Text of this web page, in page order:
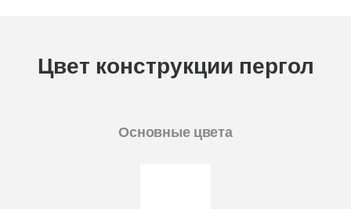
Цвет конструкции пергол
Основные цвета